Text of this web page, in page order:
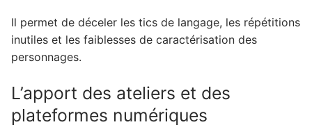
Il permet de déceler les tics de langage, les répétitions
inutiles et les faiblesses de caractérisation des
personnages.
L’apport des ateliers et des
plateformes numériques